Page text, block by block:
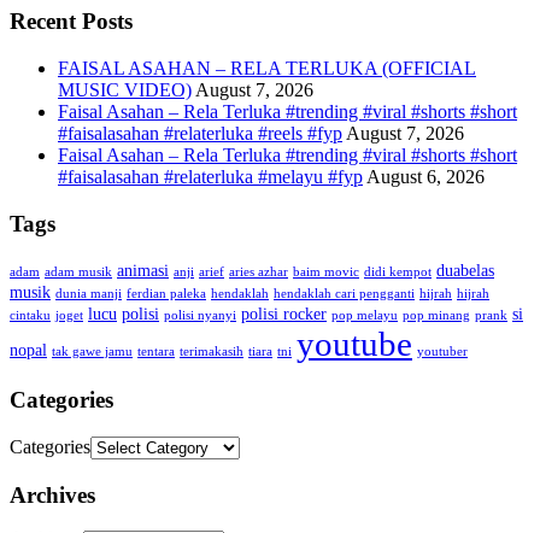
Recent Posts
FAISAL ASAHAN – RELA TERLUKA (OFFICIAL
MUSIC VIDEO) August 7, 2026
Faisal Asahan – Rela Terluka #trending #viral #shorts #short
#faisalasahan #relaterluka #reels #fyp August 7, 2026
Faisal Asahan – Rela Terluka #trending #viral #shorts #short
#faisalasahan #relaterluka #melayu #fyp August 6, 2026
Tags
adam adam musik animasi anji arief aries azhar baim movic didi kempot duabelas
musik dunia manji ferdian paleka hendaklah hendaklah cari pengganti hijrah hijrah
cintaku joget lucu polisi polisi nyanyi polisi rocker pop melayu pop minang prank si
nopal tak gawe jamu tentara terimakasih tiara tni youtube youtuber
Categories
Categories
Archives